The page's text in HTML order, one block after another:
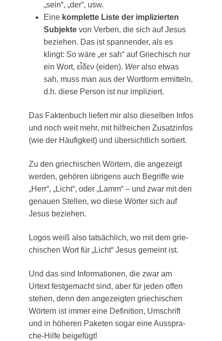
„sein“, „der“, usw.
Eine kom­plet­te Lis­te der impli­zier­ten
Sub­jek­te von Ver­ben, die sich auf Jesus
bezie­hen. Das ist span­nen­der, als es
klingt: So wäre „er sah“ auf Grie­chisch nur
ein Wort, εἶδεν (eiden). Weralso etwas
sah, muss man aus der Wort­form ermit­teln,
d.h. die­se Per­son ist nur impliziert.
Das Fak­ten­buch lie­fert mir also die­sel­ben Infos
und noch weit mehr, mit hilf­rei­chen Zusatz­in­fos
(wie der Häu­fig­keit) und über­sicht­lich sortiert.
Zu den grie­chi­schen Wör­tern, die ange­zeigt
wer­den, gehö­ren übri­gens auch Begrif­fe wie
„Herr“, „Licht“, oder „Lamm“ – und zwar mit den
genau­en Stel­len, wo die­se Wör­ter sich auf
Jesus beziehen.
Logos weiß also tat­säch­lich, wo mit dem grie­
chi­schen Wort für „Licht“ Jesus gemeint ist.
Und das sind Infor­ma­tio­nen, die zwar am
Urtext fest­ge­macht sind, aber für jeden offen
ste­hen, denn den ange­zeig­ten grie­chi­schen
Wör­tern ist immer eine Defi­ni­ti­on, Umschrift
und in höhe­ren Pake­ten sogar eine Aus­spra­
che-Hil­fe beigefügt!